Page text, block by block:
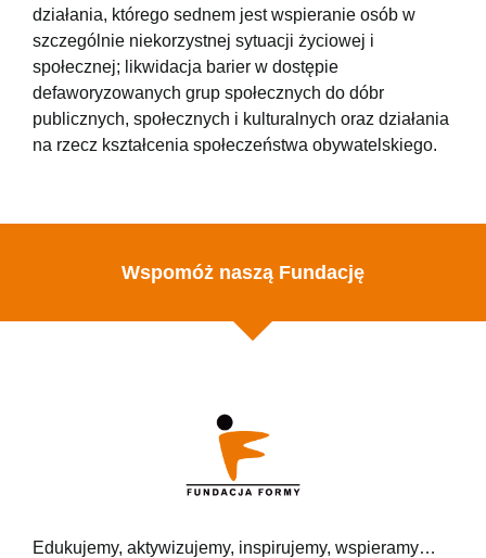
działania, którego sednem jest wspieranie osób w
szczególnie niekorzystnej sytuacji życiowej i
społecznej; likwidacja barier w dostępie
defaworyzowanych grup społecznych do dóbr
publicznych, społecznych i kulturalnych oraz działania
na rzecz kształcenia społeczeństwa obywatelskiego.
Wspomóż naszą Fundację
Edukujemy, aktywizujemy, inspirujemy, wspieramy…